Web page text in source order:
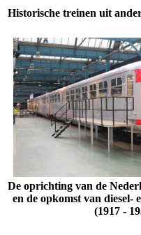
Historische treinen uit
De oprichting van de
en de opkomst van diesel-
(1917 -